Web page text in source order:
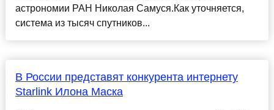
астрономии РАН Николая Самуся.Как уточняется,
система из тысяч спутников...
В России представят конкурента интернету
Starlink Илона Маска